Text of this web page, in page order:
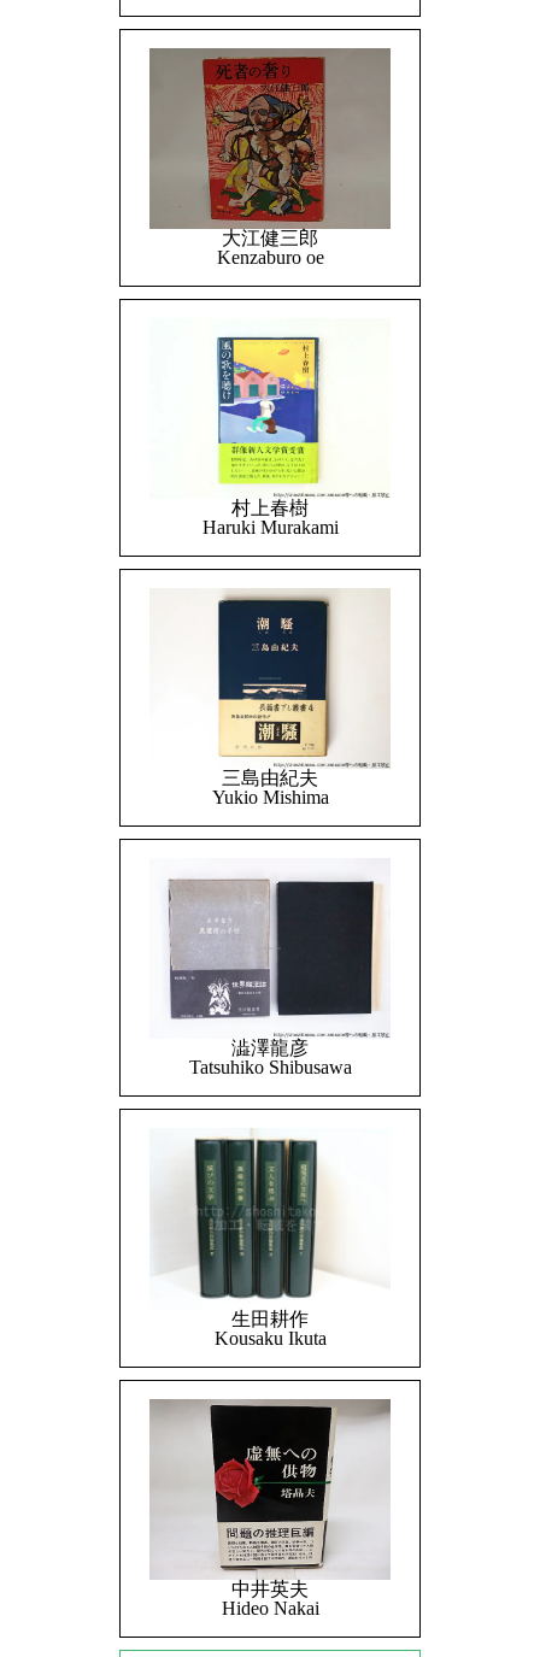
大江健三郎
Kenzaburo oe
村上春樹
Haruki Murakami
三島由紀夫
Yukio Mishima
澁澤龍彦
Tatsuhiko Shibusawa
生田耕作
Kousaku Ikuta
中井英夫
Hideo Nakai